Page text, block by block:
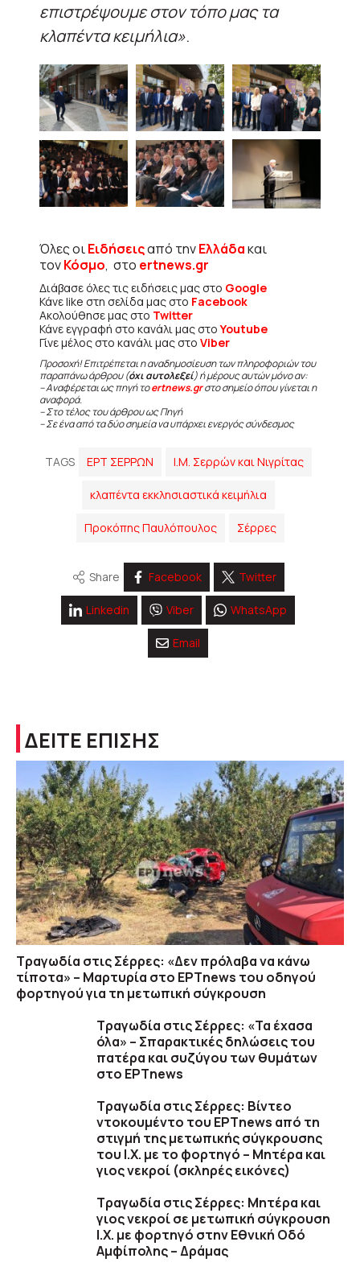
επιστρέψουμε στον τόπο μας τα
κλαπέντα κειμήλια».
Όλες οιΕιδήσειςαπό τηνΕλλάδακαι
τονΚόσμο, στο ertnews.gr
Διάβασε όλες τις ειδήσεις μας στο Google
Κάνε like στη σελίδα μας στο Facebook
Ακολούθησε μας στο Twitter
Κάνε εγγραφή στο κανάλι μας στοYoutube
Γίνε μέλος στο κανάλι μας στο Viber
Προσοχή! Επιτρέπεται η αναδημοσίευση των πληροφοριών του
παραπάνω άρθρου (όχι αυτολεξεί) ή μέρους αυτών μόνο αν:
– Αναφέρεται ως πηγή τοertnews.grστο σημείο όπου γίνεται η
αναφορά.
– Στο τέλος του άρθρου ως Πηγή
– Σε ένα από τα δύο σημεία να υπάρχει ενεργός σύνδεσμος
TAGS ΕΡΤ ΣΕΡΡΩΝ Ι.Μ. Σερρών και Νιγρίτας
κλαπέντα εκκλησιαστικά κειμήλια
Προκόπης Παυλόπουλος Σέρρες
Share Facebook Twitter
Linkedin Viber WhatsApp
Email
ΔΕΙΤΕ ΕΠΙΣΗΣ
Τραγωδία στις Σέρρες: «Δεν πρόλαβα να κάνω
τίποτα» – Μαρτυρία στο ΕΡΤnews του οδηγού
φορτηγού για τη μετωπική σύγκρουση
Τραγωδία στις Σέρρες: «Τα έχασα
όλα» – Σπαρακτικές δηλώσεις του
πατέρα και συζύγου των θυμάτων
στο ΕΡΤnews
Τραγωδία στις Σέρρες: Βίντεο
ντοκουμέντο του ΕΡΤnews από τη
στιγμή της μετωπικής σύγκρουσης
του Ι.Χ. με το φορτηγό – Μητέρα και
γιος νεκροί (σκληρές εικόνες)
Τραγωδία στις Σέρρες: Μητέρα και
γιος νεκροί σε μετωπική σύγκρουση
Ι.Χ. με φορτηγό στην Εθνική Οδό
Αμφίπολης – Δράμας